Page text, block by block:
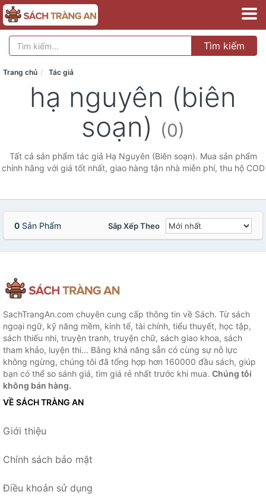
Tìm kiếm
Trang chủ Tác giả
hạ nguyên (biên
soạn) (0)
Tất cả sản phẩm tác giả Hạ Nguyên (Biên soạn). Mua sản phẩm
chính hãng với giá tốt nhất, giao hàng tận nhà miễn phí, thu hộ COD
0 Sản Phẩm Sắp Xếp Theo
SachTrangAn.com chuyên cung cấp thông tin về Sách. Từ sách
ngoại ngữ, kỹ năng mềm, kinh tế, tài chính, tiểu thuyết, học tập,
sách thiếu nhi, truyện tranh, truyện chữ, sách giao khoa, sách
tham khảo, luyện thi... Bằng khả năng sẵn có cùng sự nỗ lực
không ngừng, chúng tôi đã tổng hợp hơn 160000 đầu sách, giúp
bạn có thể so sánh giá, tìm giá rẻ nhất trước khi mua. Chúng tôi
không bán hàng.
VỀ SÁCH TRÀNG AN
Giới thiệu
Chính sách bảo mật
Điều khoản sử dụng